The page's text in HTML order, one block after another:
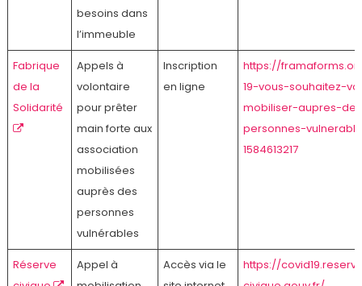
besoins dans
l’immeuble
Fabrique
de la
Solidarité
Appels à
volontaire
pour prêter
main forte aux
association
mobilisées
auprès des
personnes
vulnérables
Inscription
en ligne
https://
19-vous-souhaitez-
mobiliser-aupres-
personnes-
1584613217
Réserve
Appel à
Accès via le
https://